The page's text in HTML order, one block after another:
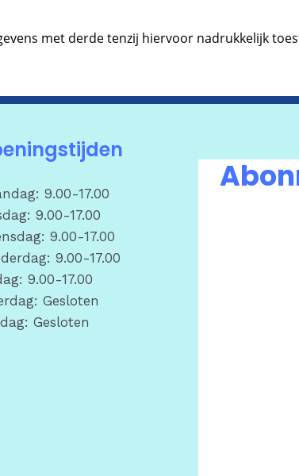
met derde tenzij hiervoor nadrukkelijk
9.00-17.00
9.00-17.00
9.00-17.00
9.00-17.00
9.00-17.00
Gesloten
Gesloten